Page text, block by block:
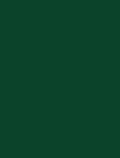
browser
plaats.